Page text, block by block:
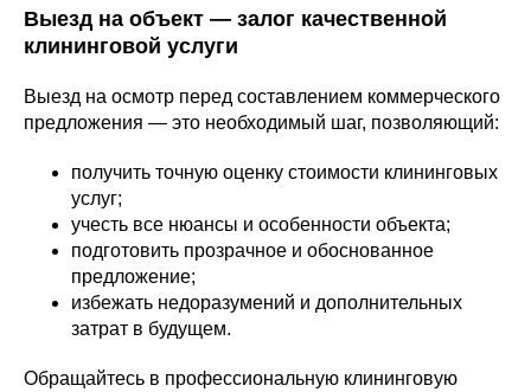
Выезд на объект — залог качественной
клининговой услуги
Выезд на осмотр перед составлением коммерческого
предложения — это необходимый шаг, позволяющий:
получить точную оценку стоимости клининговых
услуг;
учесть все нюансы и особенности объекта;
подготовить прозрачное и обоснованное
предложение;
избежать недоразумений и дополнительных
затрат в будущем.
Обращайтесь в профессиональную клининговую